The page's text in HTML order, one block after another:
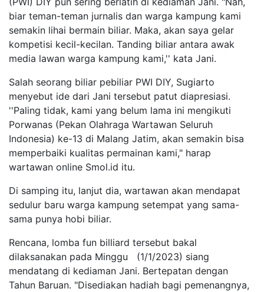
biar teman-teman jurnalis dan warga kampung kami
semakin lihai bermain biliar. Maka, akan saya gelar
kompetisi kecil-kecilan. Tanding biliar antara awak
media lawan warga kampung kami,'' kata Jani.
Salah seorang biliar pebiliar PWI DIY, Sugiarto
menyebut ide dari Jani tersebut patut diapresiasi.
''Paling tidak, kami yang belum lama ini mengikuti
Porwanas (Pekan Olahraga Wartawan Seluruh
Indonesia) ke-13 di Malang Jatim, akan semakin bisa
memperbaiki kualitas permainan kami," harap
wartawan online Smol.id itu.
Di samping itu, lanjut dia, wartawan akan mendapat
sedulur baru warga kampung setempat yang sama-
sama punya hobi biliar.
Rencana, lomba fun billiard tersebut bakal
dilaksanakan pada Minggu (1/1/2023) siang
mendatang di kediaman Jani. Bertepatan dengan
Tahun Baruan. "Disediakan hadiah bagi pemenangnya,